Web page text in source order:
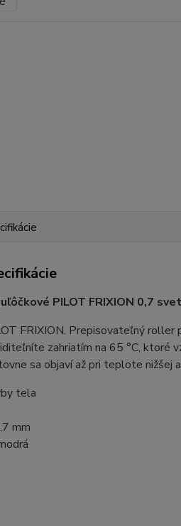
PILOT FRIXION 0,7
FRIXION. Prepisovateľný
zahriatím na 65 °C, ktoré
sa objaví až pri teplote nižšej
tela
mm